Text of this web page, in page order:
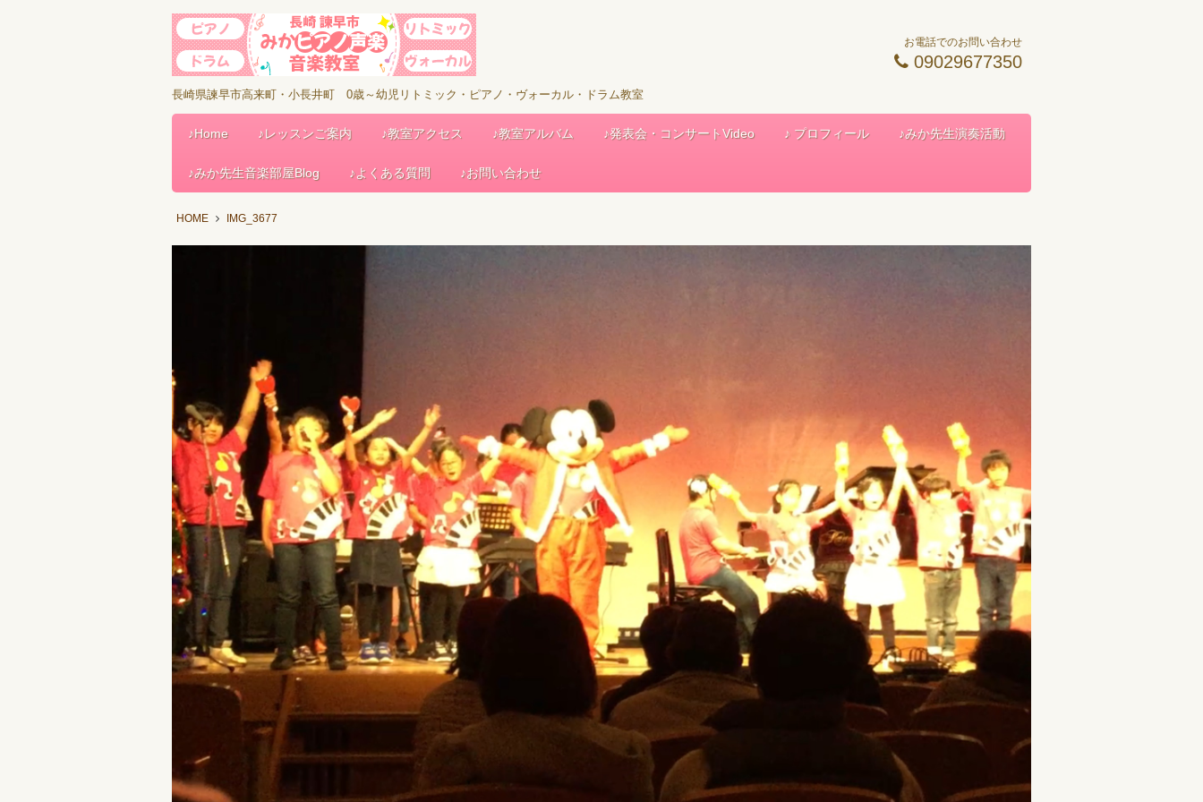
長崎県諫早市高来町・小長井町 0歳～幼児リトミック・ピアノ・ヴォーカル・ドラム教室
お電話でのお問い合わせ
09029677350
♪Home ♪レッスンご案内 ♪教室アクセス ♪教室アルバム ♪発表会・コンサートVideo ♪ プロフィール ♪みか先生演奏活動
♪みか先生音楽部屋Blog ♪よくある質問 ♪お問い合わせ
HOME IMG_3677